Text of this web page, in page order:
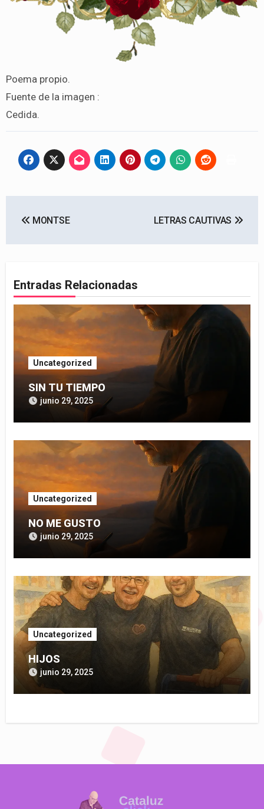
Poema propio.
Fuente de la imagen :
Cedida.
MONTSE LETRAS CAUTIVAS
Entradas Relacionadas
Uncategorized
SIN TU TIEMPO
junio 29, 2025
Uncategorized
NO ME GUSTO
junio 29, 2025
Uncategorized
HIJOS
junio 29, 2025